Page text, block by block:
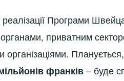
Програми
приватним
організаціями.
франків– буде